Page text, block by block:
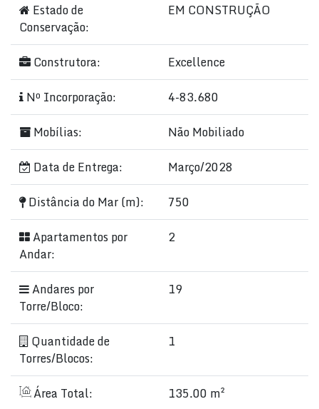
Estado de
Conservação:
EM CONSTRUÇÃO
Construtora:
Excellence
Nº Incorporação:
4-83.680
Mobílias:
Não Mobiliado
Data de Entrega:
Março/2028
Distância do Mar (m):
750
Apartamentos por
Andar:
2
Andares por
Torre/Bloco:
19
Quantidade de
Torres/Blocos:
1
Área Total:
135.00 m²